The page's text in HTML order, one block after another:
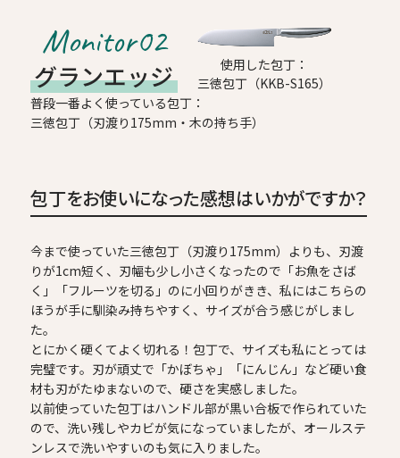
Monitor02
グランエッジ
使用した包丁：
三徳包丁（KKB-S165）
普段一番よく使っている包丁：
三徳包丁（刃渡り175mm・木の持ち手）
包丁をお使いになった感想はいかがですか？
今まで使っていた三徳包丁（刃渡り175mm）よりも、刃渡
りが1cm短く、刃幅も少し小さくなったので「お魚をさば
く」「フルーツを切る」のに小回りがきき、私にはこちらの
ほうが手に馴染み持ちやすく、サイズが合う感じがしまし
た。
とにかく硬くてよく切れる！包丁で、サイズも私にとっては
完璧です。刃が頑丈で「かぼちゃ」「にんじん」など硬い食
材も刃がたゆまないので、硬さを実感しました。
以前使っていた包丁はハンドル部が黒い合板で作られていた
ので、洗い残しやカビが気になっていましたが、オールステ
ンレスで洗いやすいのも気に入りました。